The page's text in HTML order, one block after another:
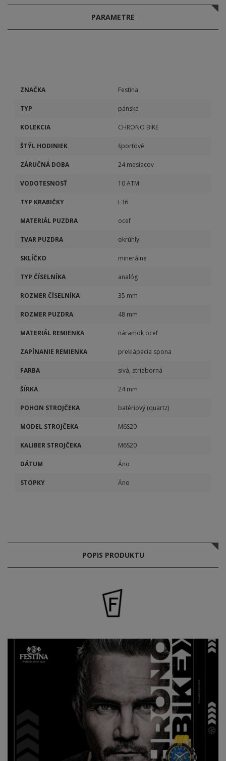
PARAMETRE
ZNAČKA Festina
TYP pánske
KOLEKCIA CHRONO BIKE
ŠTÝL HODINIEK športové
ZÁRUČNÁ DOBA 24 mesiacov
VODOTESNOSŤ 10 ATM
TYP KRABIČKY F36
MATERIÁL PUZDRA oceľ
TVAR PUZDRA okrúhly
SKLÍČKO minerálne
TYP ČÍSELNÍKA analóg
ROZMER ČÍSELNÍKA 35 mm
ROZMER PUZDRA 48 mm
MATERIÁL REMIENKA náramok oceľ
ZAPÍNANIE REMIENKA preklápacia spona
FARBA sivá, strieborná
ŠÍRKA 24 mm
POHON STROJČEKA batériový (quartz)
MODEL STROJČEKA M6S20
KALIBER STROJČEKA M6S20
DÁTUM Áno
STOPKY Áno
POPIS PRODUKTU